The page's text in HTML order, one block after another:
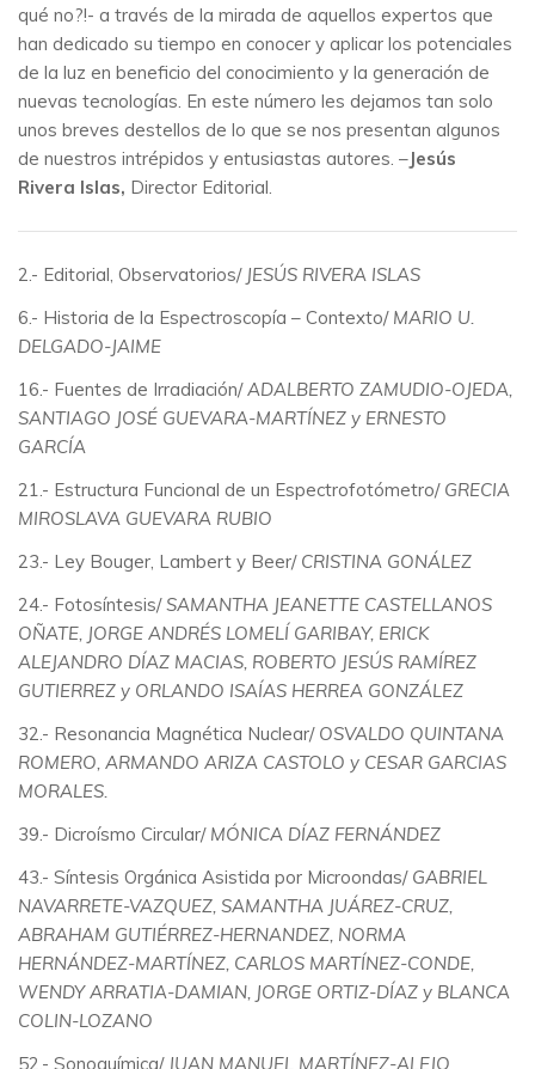
qué no?!- a través de la mirada de aquellos expertos que
han dedicado su tiempo en conocer y aplicar los potenciales
de la luz en beneficio del conocimiento y la generación de
nuevas tecnologías. En este número les dejamos tan solo
unos breves destellos de lo que se nos presentan algunos
de nuestros intrépidos y entusiastas autores. –Jesús
Rivera Islas, Director Editorial.
2.- Editorial, Observatorios/ JESÚS RIVERA ISLAS
6.- Historia de la Espectroscopía – Contexto/ MARIO U.
DELGADO-JAIME
16.- Fuentes de Irradiación/ADALBERTO ZAMUDIO-OJEDA,
SANTIAGO JOSÉ GUEVARA-MARTÍNEZ y ERNESTO
GARCÍA
21.- Estructura Funcional de un Espectrofotómetro/ GRECIA
MIROSLAVA GUEVARA RUBIO
23.- Ley Bouger, Lambert y Beer/ CRISTINA GONÁLEZ
24.- Fotosíntesis/SAMANTHA JEANETTE CASTELLANOS
OÑATE, JORGE ANDRÉS LOMELÍ GARIBAY, ERICK
ALEJANDRO DÍAZ MACIAS, ROBERTO JESÚS RAMÍREZ
GUTIERREZ y ORLANDO ISAÍAS HERREA GONZÁLEZ
32.- Resonancia Magnética Nuclear/ OSVALDO QUINTANA
ROMERO, ARMANDO ARIZA CASTOLO y CESAR GARCIAS
MORALES.
39.- Dicroísmo Circular/ MÓNICA DÍAZ FERNÁNDEZ
43.- Síntesis Orgánica Asistida por Microondas/ GABRIEL
NAVARRETE-VAZQUEZ, SAMANTHA JUÁREZ-CRUZ,
ABRAHAM GUTIÉRREZ-HERNANDEZ, NORMA
HERNÁNDEZ-MARTÍNEZ, CARLOS MARTÍNEZ-CONDE,
WENDY ARRATIA-DAMIAN, JORGE ORTIZ-DÍAZ y BLANCA
COLIN-LOZANO
52.- Sonoquímica/ JUAN MANUEL MARTÍNEZ-ALEJO